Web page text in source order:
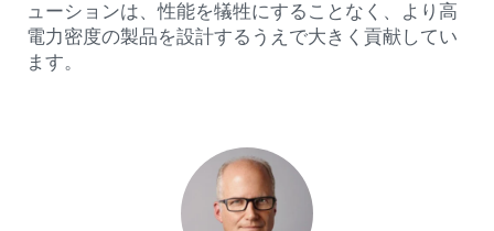
ューションは、性能を犠牲にすることなく、より高
電力密度の製品を設計するうえで大きく貢献してい
ます。